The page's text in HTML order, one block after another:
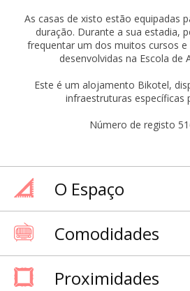
As casas de xisto estão equipadas
duração. Durante a sua estadia,
frequentar um dos muitos cursos e
desenvolvidas na Escola de
Este é um alojamento Bikotel,
infraestruturas específicas
Número de registo
O Espaço
Comodidades
Proximidades